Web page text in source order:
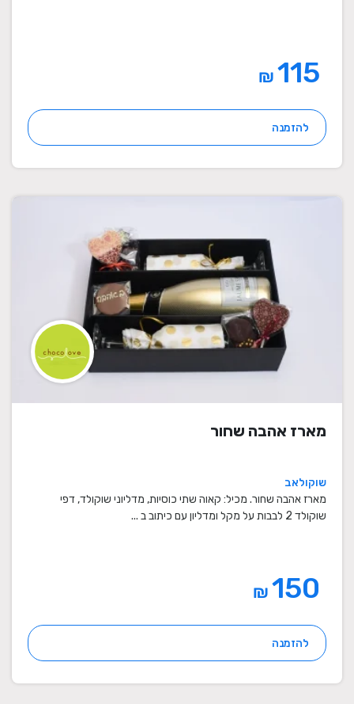
₪
להזמנה
מארז אהבה שחור
שוקולאב
מארז אהבה שחור. מכיל: קאוה שתי כוסיות, מדליוני שוקולד, דפי
שוקולד 2 לבבות על מקל ומדליון עם כיתוב ב ...
₪
להזמנה